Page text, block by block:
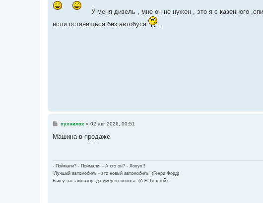
о
б
н
У меня дизель , мне он не нужен , это я с казенного
если останещься без автобуса
.
С
о
и
хухнилох » 02 авг 2026, 00:51
Машина в продаже
- Поймали? - Поймали! - А кто он? - Лопух!!
"Лучший автомобиль - это новый автомобиль" (Генри Форд)
Был у нас агитатор, да умер от поноса. (А.Н.Толстой)